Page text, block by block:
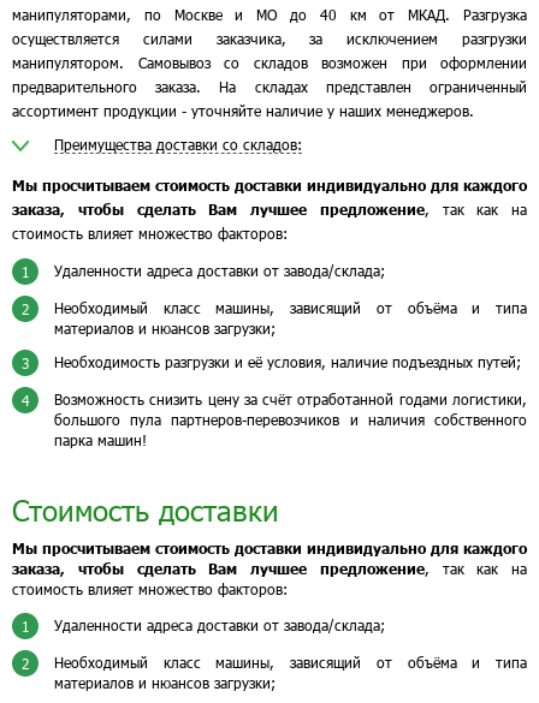
манипуляторами, по Москве и МО до 40 км от МКАД. Разгрузка
осуществляется силами заказчика, за исключением разгрузки
манипулятором. Самовывоз со складов возможен при оформлении
предварительного заказа. На складах представлен ограниченный
ассортимент продукции - уточняйте наличие у наших менеджеров.
Преимущества доставки со складов:
Мы просчитываем стоимость доставки индивидуально для каждого
заказа, чтобы сделать Вам лучшее предложение, так как на
стоимость влияет множество факторов:
1 Удаленности адреса доставки от завода/склада;
2
Необходимый класс машины, зависящий от объёма и типа
материалов и нюансов загрузки;
3 Необходимость разгрузки и её условия, наличие подъездных путей;
4
Возможность снизить цену за счёт отработанной годами логистики,
большого пула партнеров-перевозчиков и наличия собственного
парка машин!
Стоимость доставки
Мы просчитываем стоимость доставки индивидуально для каждого
заказа, чтобы сделать Вам лучшее предложение, так как на
стоимость влияет множество факторов:
1 Удаленности адреса доставки от завода/склада;
2
Необходимый класс машины, зависящий от объёма и типа
материалов и нюансов загрузки;